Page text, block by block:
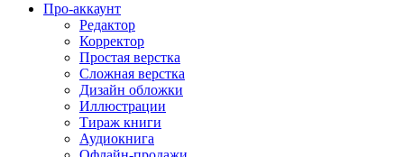
Про-аккаунт
Редактор
Корректор
Простая верстка
Сложная верстка
Дизайн обложки
Иллюстрации
Тираж книги
Аудиокнига